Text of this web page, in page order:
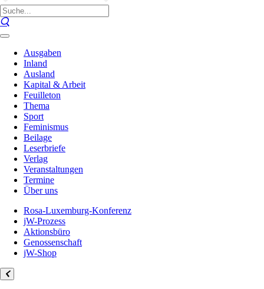
Ausgaben
Inland
Ausland
Kapital & Arbeit
Feuilleton
Thema
Sport
Feminismus
Beilage
Leserbriefe
Verlag
Veranstaltungen
Termine
Über uns
Rosa-Luxemburg-Konferenz
jW-Prozess
Aktionsbüro
Genossenschaft
jW-Shop